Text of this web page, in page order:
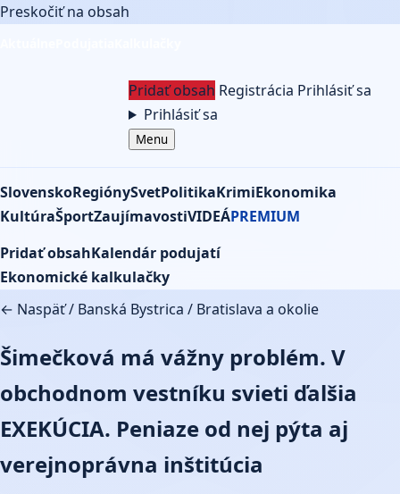
Preskočiť na obsah
Pridať obsah Registrácia Prihlásiť sa
Prihlásiť sa
Menu
SlovenskoRegiónySvetPolitikaKrimiEkonomika
KultúraŠportZaujímavostiVIDEÁPREMIUM
Pridať obsahKalendár podujatí
Ekonomické kalkulačky
← Naspäť/ Banská Bystrica / Bratislava a okolie
Šimečková má vážny problém. V
obchodnom vestníku svieti ďalšia
EXEKÚCIA. Peniaze od nej pýta aj
verejnoprávna inštitúcia